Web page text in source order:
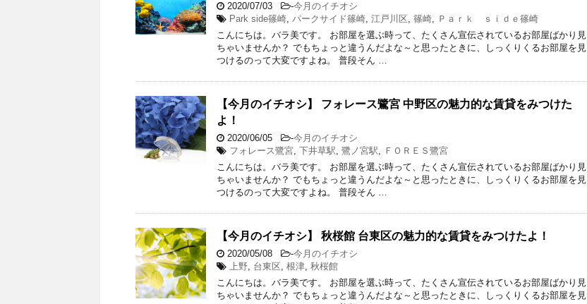
2020/07/03 -今月のイチオシ
Park side篠崎, パークサイド篠崎, 江戸川区, 篠崎, Ｐａｒｋ ｓｉｄｅ篠崎
こんにちは。バラ美です。 お部屋を選ぶ時って、たくさん宣伝されているお部屋ばかり見
ちゃいませんか？ でもちょっと違うんだよな～と思ったときに、しっくりくるお部屋を見
つけるのって大変ですよね。 普段そん …
【今月のイチオシ】 フォレース鷺宮 中野区の魅力的な賃貸をみつけた
よ！
2020/06/05 -今月のイチオシ
フォレース鷺宮, 下井草駅, 鷺ノ宮駅, ＦＯＲＥＳ鷺宮
こんにちは。バラ美です。 お部屋を選ぶ時って、たくさん宣伝されているお部屋ばかり見
ちゃいませんか？ でもちょっと違うんだよな～と思ったときに、しっくりくるお部屋を見
つけるのって大変ですよね。 普段そん …
【今月のイチオシ】 秋桜館 台東区の魅力的な賃貸をみつけたよ！
2020/05/08 -今月のイチオシ
上野, 台東区, 根津, 秋桜館
こんにちは。バラ美です。 お部屋を選ぶ時って、たくさん宣伝されているお部屋ばかり見
ちゃいませんか？ でもちょっと違うんだよな～と思ったときに、しっくりくるお部屋を見